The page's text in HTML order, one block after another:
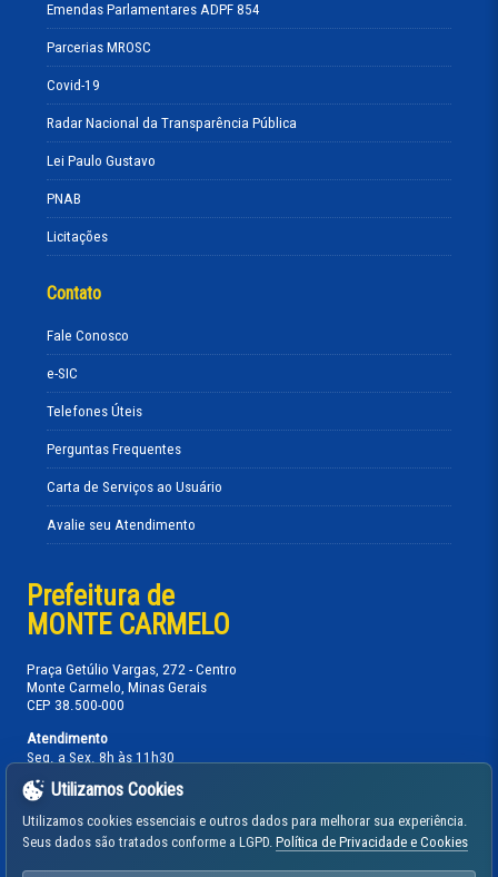
Emendas Parlamentares ADPF 854
Parcerias MROSC
Covid-19
Radar Nacional da Transparência Pública
Lei Paulo Gustavo
PNAB
Licitações
Contato
Fale Conosco
e-SIC
Telefones Úteis
Perguntas Frequentes
Carta de Serviços ao Usuário
Avalie seu Atendimento
Prefeitura de
MONTE CARMELO
Praça Getúlio Vargas, 272 - Centro
Monte Carmelo, Minas Gerais
CEP 38.500-000
Atendimento
Seg. a Sex. 8h às 11h30
13h30 às 17h
PABX Administrativo:(34) 3842-5880
Gabinete Prefeito:(34) 3842-5739
Utilizamos Cookies
Utilizamos cookies essenciais e outros dados para melhorar sua experiência.
Seus dados são tratados conforme a LGPD. Política de Privacidade e Cookies